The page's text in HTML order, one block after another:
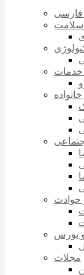
فارسی
حوادث
و بورس
مجلات